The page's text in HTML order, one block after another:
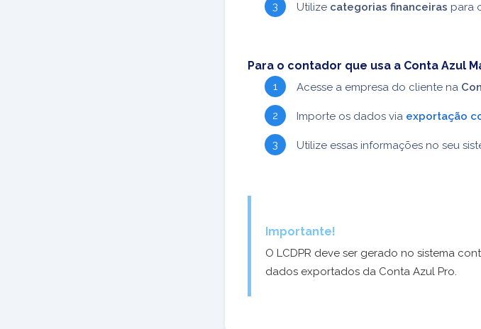
Utilize categorias financeiras para
Para o contador que usa a Conta Azul
Acesse a empresa do cliente na
Importe os dados via exportação
Utilize essas informações no seu
Importante!
O LCDPR deve ser gerado no sistema
dados exportados da Conta Azul Pro.